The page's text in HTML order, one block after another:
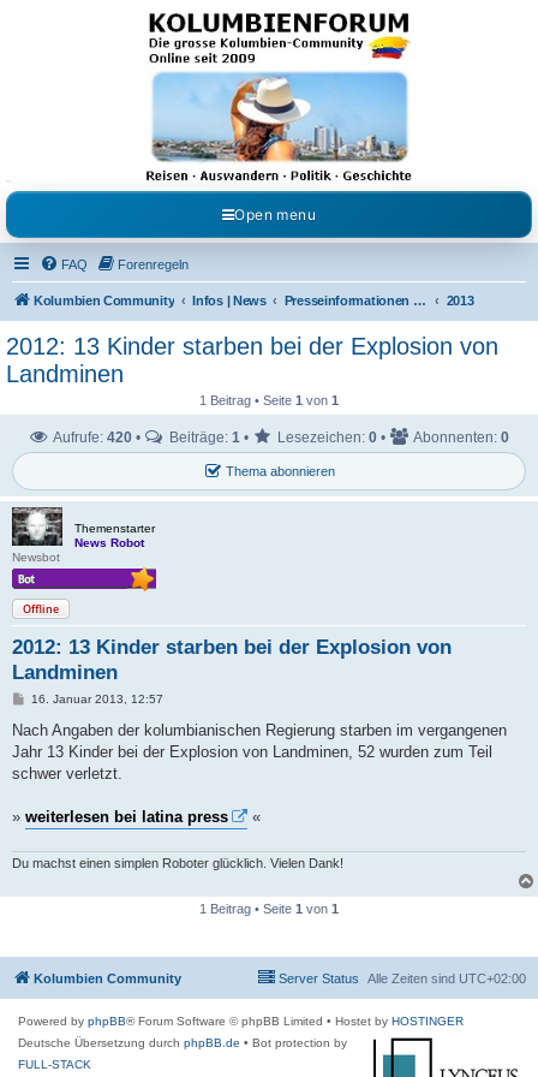
Kolumbienforum - Das
grosse Forum der
Freunde Kolumbiens
Reisen, Auswandern, Kultur, Politik, Geschichte und Visum in Kolumbien und Venezuela.
Austausch, Erfahrungen und Gemeinschaft im Kolumbienforum
Open menu
FAQ Forenregeln
Kolumbien Community Infos | News Presseinformationen & Neuigkeiten 2013
2012: 13 Kinder starben bei der Explosion von
Landminen
1 Beitrag • Seite 1 von 1
Thema abonnieren
Aufrufe: 420 • Beiträge: 1 • Lesezeichen: 0 • Abonnenten: 0
Themenstarter
News Robot
Newsbot
Offline
2012: 13 Kinder starben bei der Explosion von
Landminen
B
i
r
a
16. Januar 2013, 12:57
Nach Angaben der kolumbianischen Regierung starben im vergangenen
Jahr 13 Kinder bei der Explosion von Landminen, 52 wurden zum Teil
schwer verletzt.
» weiterlesen bei latina press «
Du machst einen simplen Roboter glücklich. Vielen Dank!
1 Beitrag • Seite 1 von 1
Kolumbien Community Alle Zeiten sind UTC+02:00
Server Status
Powered by phpBB® Forum Software © phpBB Limited • Hostet by HOSTINGER
Deutsche Übersetzung durch phpBB.de • Bot protection by
FULL-STACK